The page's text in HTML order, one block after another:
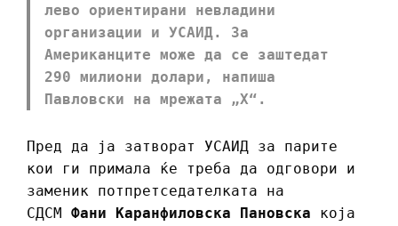
лево ориентирани невладини
организации и УСАИД. За
Американците може да се заштедат
290 милиони долари, напиша
Павловски на мрежата „Х“.
Пред да ја затворат УСАИД за парите
кои ги примала ќе треба да одговори и
заменик потпретседателката на
СДСМ Фани Каранфиловска Пановска која